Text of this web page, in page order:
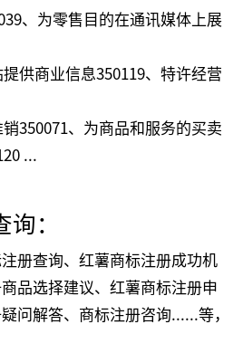
、为零售目的在通讯媒体上展
供商业信息350119、特许经营
350071、为商品和服务的买卖
...
：
册查询、红薯商标注册成功机
品选择建议、红薯商标注册申
问解答、商标注册咨询......等，